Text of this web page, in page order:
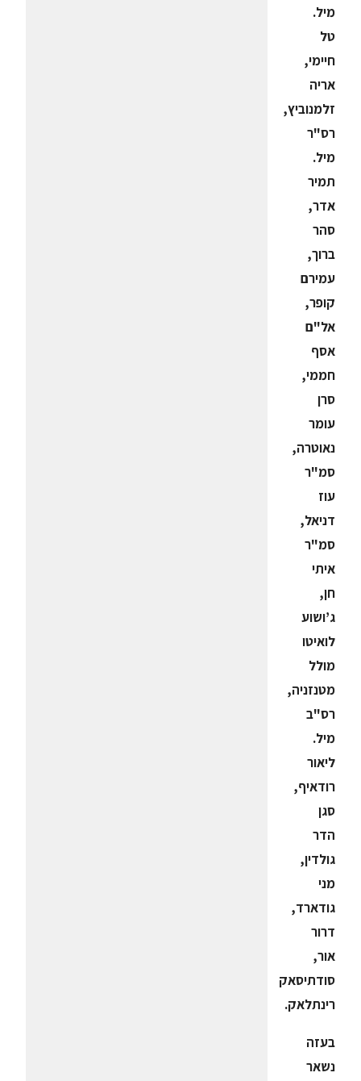
מיל.
טל
חיימי,
אריה
זלמנוביץ,
רס"ר
מיל.
תמיר
אדר,
סהר
ברוך,
עמירם
קופר,
אל"ם
אסף
חממי,
סרן
עומר
נאוטרה,
סמ"ר
עוז
דניאל,
סמ"ר
איתי
חן,
ג’ושוע
לואיטו
מולל
מטנזניה,
רס"ב
מיל.
ליאור
רודאיף,
סגן
הדר
גולדין,
מני
גודארד,
דרור
אור,
סודתיסאק
רינתלאק.
בעזה
נשאר